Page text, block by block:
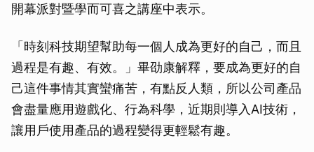
開幕派對暨學而可喜之講座中表示。
「時刻科技期望幫助每一個人成為更好的自己，而且
過程是有趣、有效。」畢劭康解釋，要成為更好的自
己這件事情其實蠻痛苦，有點反人類，所以公司產品
會盡量應用遊戲化、行為科學，近期則導入AI技術，
讓用戶使用產品的過程變得更輕鬆有趣。